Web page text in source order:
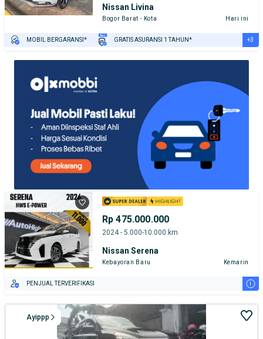
Nissan Livina
Bogor Barat - Kota Hari ini
MOBIL BERGARANSI* GRATIS ASURANSI 1 TAHUN* +3
Rp 475.000.000
2024 - 5.000-10.000 km
Nissan Serena
Kebayoran Baru Kemarin
PENJUAL TERVERIFIKASI i
Ayippp